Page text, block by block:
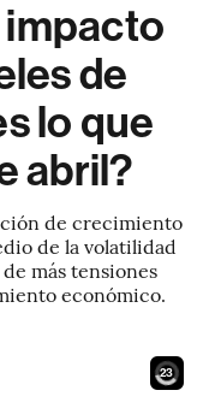
impacto
de
lo que
abril?
de crecimiento
de la volatilidad
más tensiones
económico.
21